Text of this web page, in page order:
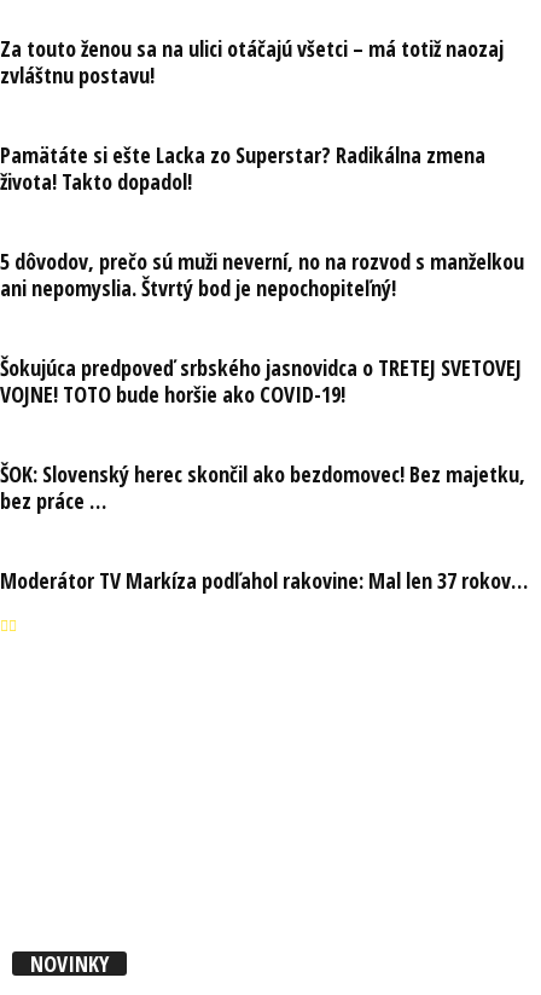
Za touto ženou sa na ulici otáčajú všetci – má totiž naozaj
zvláštnu postavu!
Pamätáte si ešte Lacka zo Superstar? Radikálna zmena
života! Takto dopadol!
5 dôvodov, prečo sú muži neverní, no na rozvod s manželkou
ani nepomyslia. Štvrtý bod je nepochopiteľný!
Šokujúca predpoveď srbského jasnovidca o TRETEJ SVETOVEJ
VOJNE! TOTO bude horšie ako COVID-19!
ŠOK: Slovenský herec skončil ako bezdomovec! Bez majetku,
bez práce …
Moderátor TV Markíza podľahol rakovine: Mal len 37 rokov…
NOVINKY